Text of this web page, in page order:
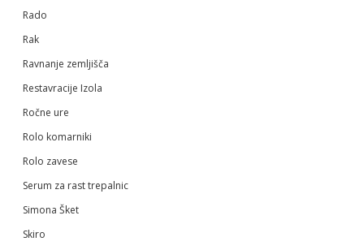
Rado
Rak
Ravnanje zemljišča
Restavracije Izola
Ročne ure
Rolo komarniki
Rolo zavese
Serum za rast trepalnic
Simona Šket
Skiro